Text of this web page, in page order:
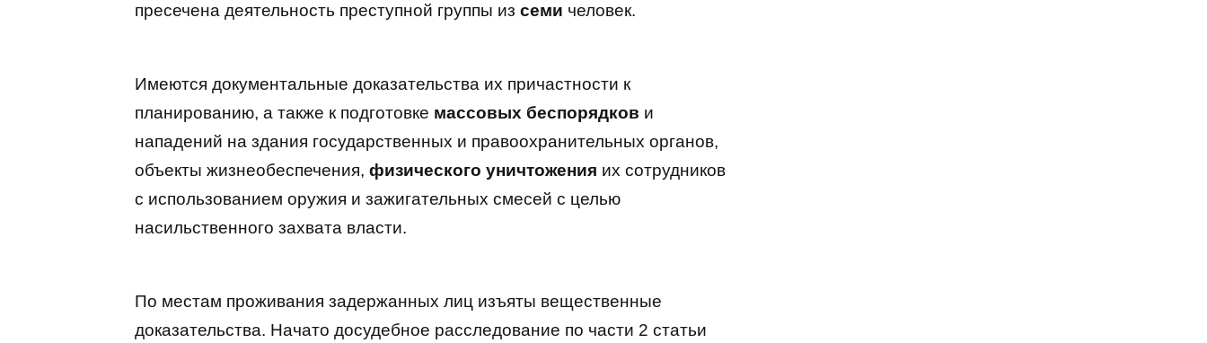
пресечена деятельность преступной группы из семи человек.
Имеются документальные доказательства их причастности к
планированию, а также к подготовке массовых беспорядков и
нападений на здания государственных и правоохранительных органов,
объекты жизнеобеспечения, физического уничтожения их сотрудников
с использованием оружия и зажигательных смесей с целью
насильственного захвата власти.
По местам проживания задержанных лиц изъяты вещественные
доказательства. Начато досудебное расследование по части 2 статьи